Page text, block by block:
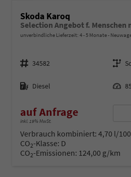
Skoda Karoq
unverbindliche Lieferzeit: 4 - 5 Monate
Fahrzeugnr.
34582
Getriebe
Kraftstoff
Diesel
auf Anfrage
inkl. 19% MwSt.
Verbrauch kombiniert: 4,70 l/
CO2-Klasse: D
CO2-Emissionen: 124,00 g/km